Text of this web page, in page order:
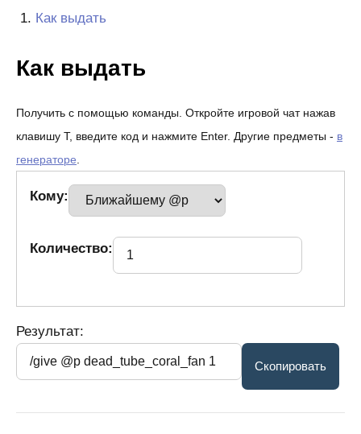
Как выдать
Как выдать
Получить с помощью команды. Откройте игровой чат нажав
клавишу T, введите код и нажмите Enter. Другие предметы - в
генераторе.
Кому:
Количество:
Результат: